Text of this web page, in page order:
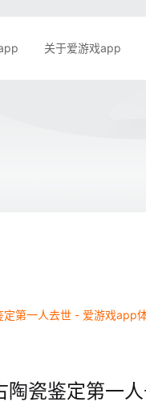
关于爱游戏app
定第一人去世 - 爱游戏app
陶瓷鉴定第一